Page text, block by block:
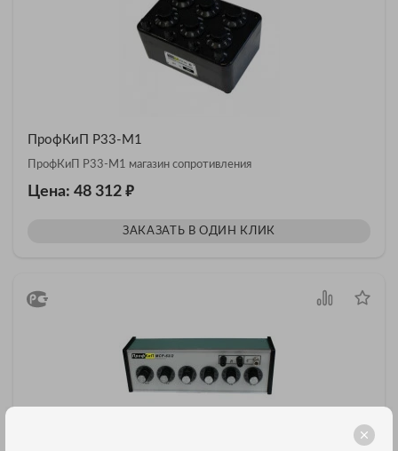
ПрофКиП Р33-М1
ПрофКиП Р33-М1 магазин сопротивления
Цена: 48 312 ₽
ЗАКАЗАТЬ В ОДИН КЛИК